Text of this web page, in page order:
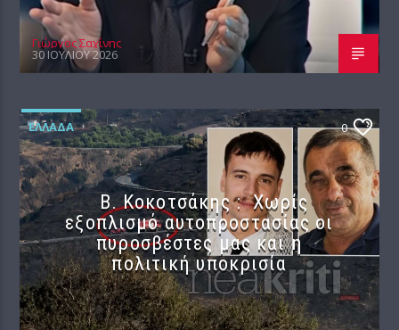
Γιώργος Σαχίνης
30 ΙΟΥΛΊΟΥ 2026
ΕΛΛΆΔΑ 0
Β. Κοκοτσάκης : Χωρίς
εξοπλισμό αυτοπροστασίας οι
πυροσβέστες μας και η
πολιτική υποκρισία